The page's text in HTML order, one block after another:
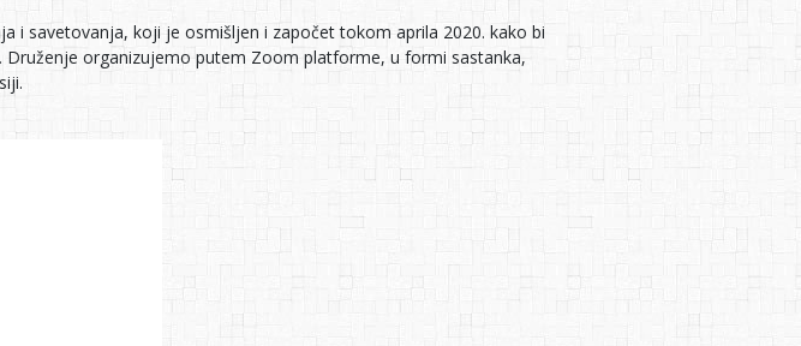
i savetovanja, koji je osmišljen i započet tokom aprila 2020. kako bi
organizujemo putem Zoom platforme, u formi sastanka,